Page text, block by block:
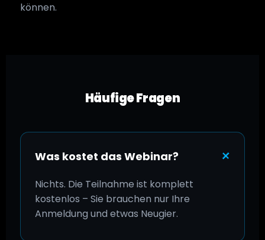
können.
Häufige Fragen
Was kostet das Webinar? +
Nichts. Die Teilnahme ist komplett
kostenlos – Sie brauchen nur Ihre
Anmeldung und etwas Neugier.